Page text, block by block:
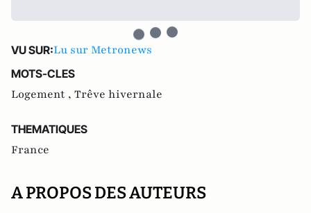
VU SUR:Lu sur Metronews
MOTS-CLES
Logement , Trêve hivernale
THEMATIQUES
France
A PROPOS DES AUTEURS